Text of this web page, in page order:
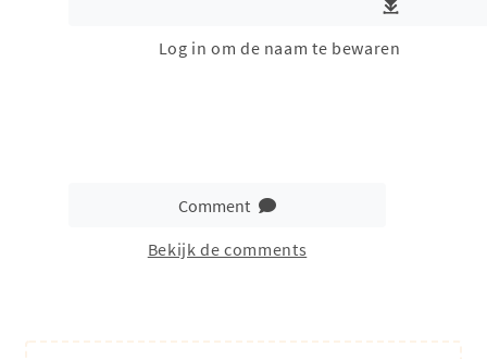
Log in om de naam te bewaren
Comment
Bekijk de comments